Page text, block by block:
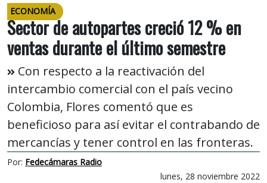
ECONOMÍA
Sector de autopartes creció 12 % en
ventas durante el último semestre
Con respecto a la reactivación del
intercambio comercial con el país vecino
Colombia, Flores comentó que es
beneficioso para así evitar el contrabando de
mercancías y tener control en las fronteras.
Por: Fedecámaras Radio
lunes, 28 noviembre 2022